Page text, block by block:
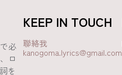
必
ロ
を
KEEP IN TOUCH
聯絡我
kanogoma.lyrics@gmail.com